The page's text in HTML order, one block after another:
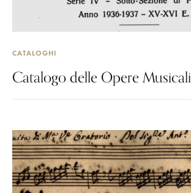
CATALOGHI
Catalogo delle Opere Musicali